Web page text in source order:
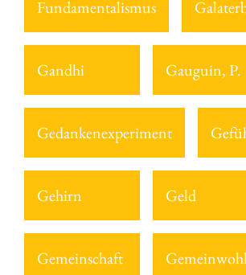
Fundamentalismus
Gandhi Gauguin, P.
Gedankenexperiment
Gehirn Geld
Gemeinschaft